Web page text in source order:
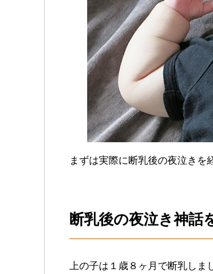
まずは実際に断乳後の夜泣きを
断乳後の夜泣き神
上の子は１歳８ヶ月で断乳し